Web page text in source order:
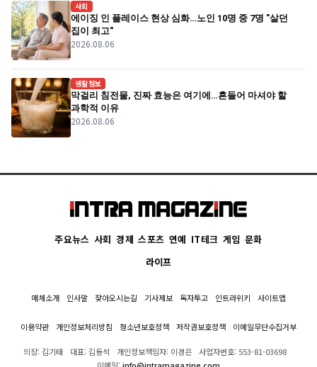
사회
에이징 인 플레이스 현상 심화…노인 10명 중 7명 "살던
집이 최고"
2026.08.06
생활정보
막걸리 침전물, 진짜 효능은 여기에…흔들어 마셔야 할
과학적 이유
2026.08.06
주요뉴스 사회 경제 스포츠 연예 IT테크 게임 문화
라이프
매체소개 인사말 찾아오시는길 기사제보 독자투고 인트라위키 사이트맵
이용약관 개인정보처리방침 청소년보호정책 저작권보호정책 이메일무단수집거부
의장: 김기태 대표: 김동석 개인정보책임자: 이경은
사업자번호: 553-81-03698
이메일:info@intramagazine.com